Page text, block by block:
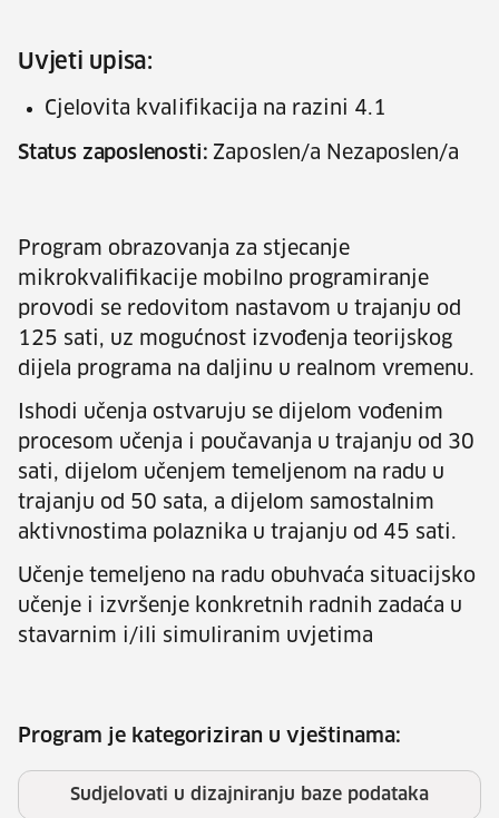
Uvjeti upisa:
Cjelovita kvalifikacija na razini 4.1
Status zaposlenosti: Zaposlen/a Nezaposlen/a
Program obrazovanja za stjecanje
mikrokvalifikacije mobilno programiranje
provodi se redovitom nastavom u trajanju od
125 sati, uz mogućnost izvođenja teorijskog
dijela programa na daljinu u realnom vremenu.
Ishodi učenja ostvaruju se dijelom vođenim
procesom učenja i poučavanja u trajanju od 30
sati, dijelom učenjem temeljenom na radu u
trajanju od 50 sata, a dijelom samostalnim
aktivnostima polaznika u trajanju od 45 sati.
Učenje temeljeno na radu obuhvaća situacijsko
učenje i izvršenje konkretnih radnih zadaća u
stavarnim i/ili simuliranim uvjetima
Program je kategoriziran u vještinama:
Sudjelovati u dizajniranju baze podataka